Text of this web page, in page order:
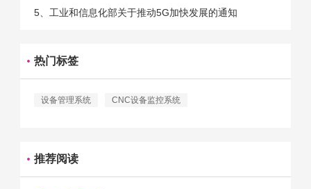
5、工业和信息化部关于推动5G加快发展的通知
热门标签
设备管理系统 CNC设备监控系统
推荐阅读